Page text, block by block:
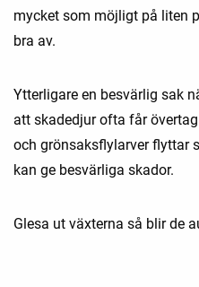
mycket som möjligt på liten
bra av.
Ytterligare en besvärlig sak
att skadedjur ofta får
och grönsaksflylarver flyttar
kan ge besvärliga skador.
Glesa ut växterna så blir de